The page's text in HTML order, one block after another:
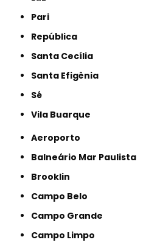
Pari
República
Santa Cecília
Santa Efigênia
Sé
Vila Buarque
Aeroporto
Balneário Mar Paulista
Brooklin
Campo Belo
Campo Grande
Campo Limpo